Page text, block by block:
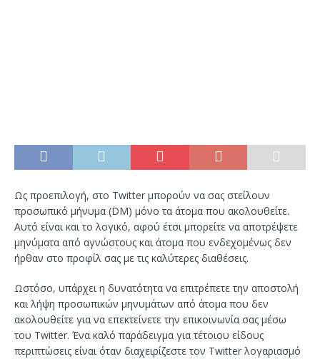
Ως προεπιλογή, στο Twitter μπορούν να σας στείλουν
προσωπικό μήνυμα (DM) μόνο τα άτομα που ακολουθείτε.
Αυτό είναι και το λογικό, αφού έτσι μπορείτε να αποτρέψετε
μηνύματα από αγνώστους και άτομα που ενδεχομένως δεν
ήρθαν στο προφίλ σας με τις καλύτερες διαθέσεις.
Ωστόσο, υπάρχει η δυνατότητα να επιτρέπετε την αποστολή
και λήψη προσωπικών μηνυμάτων από άτομα που δεν
ακολουθείτε για να επεκτείνετε την επικοινωνία σας μέσω
του Twitter. Ένα καλό παράδειγμα για τέτοιου είδους
περιπτώσεις είναι όταν διαχειρίζεστε τον Twitter λογαριασμό